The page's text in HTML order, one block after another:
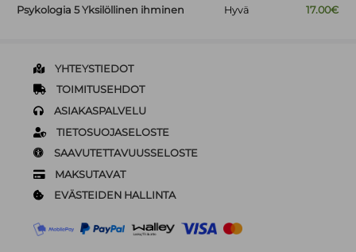
Psykologia 5 Yksilöllinen ihminen
Hyvä 17.00€
YHTEYSTIEDOT
TOIMITUSEHDOT
ASIAKASPALVELU
TIETOSUOJASELOSTE
SAAVUTETTAVUUSSELOSTE
MAKSUTAVAT
EVÄSTEIDEN HALLINTA